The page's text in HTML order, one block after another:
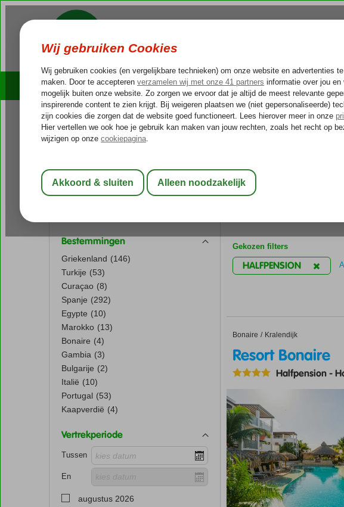
Cruises Outlet Deals
Reissoort
Verre reizen (16)
Bestemmingen
Griekenland (146)
Turkije (53)
Curaçao (8)
Spanje (292)
Egypte (10)
Marokko (13)
Bonaire (4)
Gambia (3)
Bulgarije (2)
Italië (10)
Portugal (53)
Kaapverdië (4)
Vertrekperiode
Tussen
En
augustus 2026
Vakantie
met Halfpension
Gekozen filters
HALFPENSION
Home
Bonaire Kralendijk
Resort Bonaire
Resort Bonaire
Halfpension-